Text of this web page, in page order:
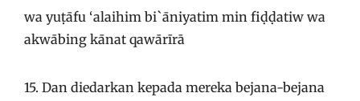
wa yuṭāfu ‘alaihim bi`āniyatim min fiḍḍatiw wa
akwābing kānat qawārīrā
15. Dan diedarkan kepada mereka bejana-bejana